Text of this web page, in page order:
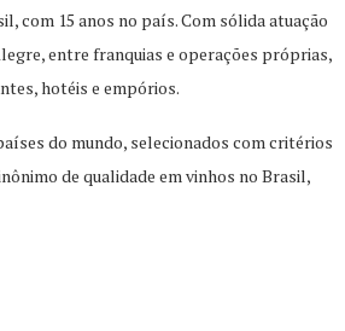
com 15 anos no país. Com sólida atuação
entre franquias e operações próprias,
hotéis e empórios.
do mundo, selecionados com critérios
de qualidade em vinhos no Brasil,